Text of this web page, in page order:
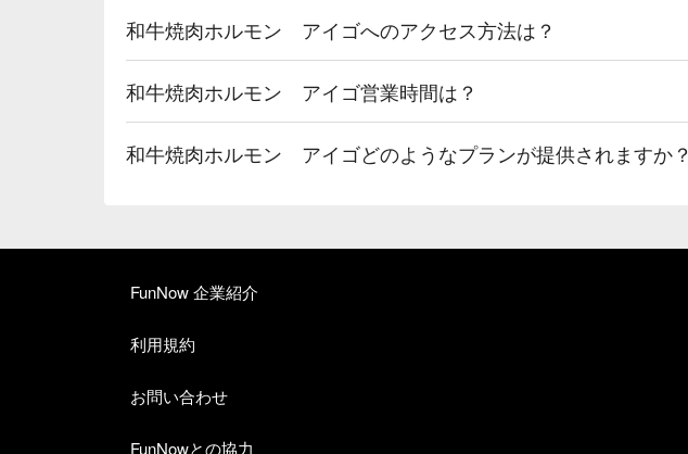
和牛焼肉ホルモン アイゴへのアクセス方法は？
和牛焼肉ホルモン アイゴ営業時間は？
和牛焼肉ホルモン アイゴどのようなプランが提供されますか？
FunNow 企業紹介
利用規約
お問い合わせ
FunNowとの協力